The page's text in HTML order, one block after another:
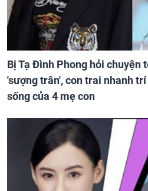
Bị Tạ Đình Phong hỏi chuyện
'sượng trân', con trai nhanh
sống của 4 mẹ con